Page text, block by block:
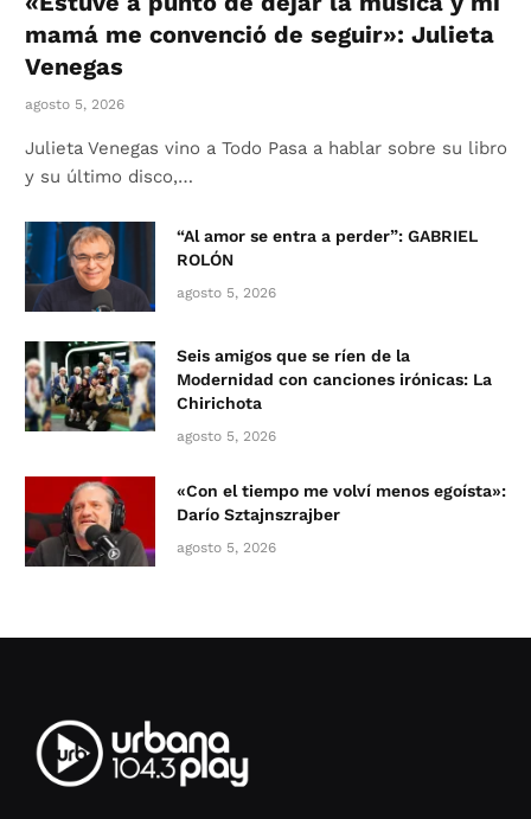
mamá me convenció de seguir»: Julieta
Venegas
agosto 5, 2026
Julieta Venegas vino a Todo Pasa a hablar sobre su libro
y su último disco,…
“Al amor se entra a perder”: GABRIEL
ROLÓN
agosto 5, 2026
Seis amigos que se ríen de la
Modernidad con canciones irónicas: La
Chirichota
agosto 5, 2026
«Con el tiempo me volví menos egoísta»:
Darío Sztajnszrajber
agosto 5, 2026